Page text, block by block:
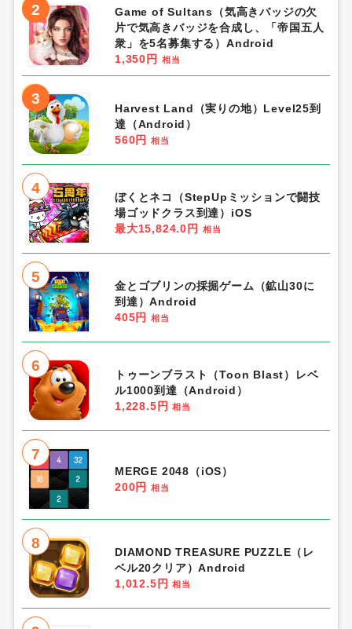
2
Game of Sultans（気高きバッジの欠
片で気高きバッジを合成し、「帝国五人
衆」を5名募集する）Android
1,350円
相当
3
Harvest Land（実りの地）Level25到
達（Android）
560円
相当
4
ぼくとネコ（StepUpミッションで闘技
場ゴッドクラス到達）iOS
最大15,824.0円
相当
5
金とゴブリンの採掘ゲーム（鉱山30に
到達）Android
405円
相当
6
トゥーンブラスト（Toon Blast）レベ
ル1000到達（Android）
1,228.5円
相当
7
MERGE 2048（iOS）
200円
相当
8
DIAMOND TREASURE PUZZLE（レ
ベル20クリア）Android
1,012.5円
相当